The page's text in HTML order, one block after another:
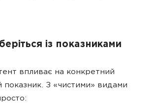
із показниками
впливає на конкретний
показник. З «чистими» видами